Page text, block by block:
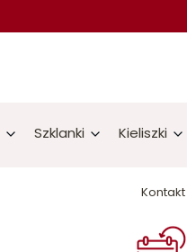
Szklanki Kieliszki
Kontakt